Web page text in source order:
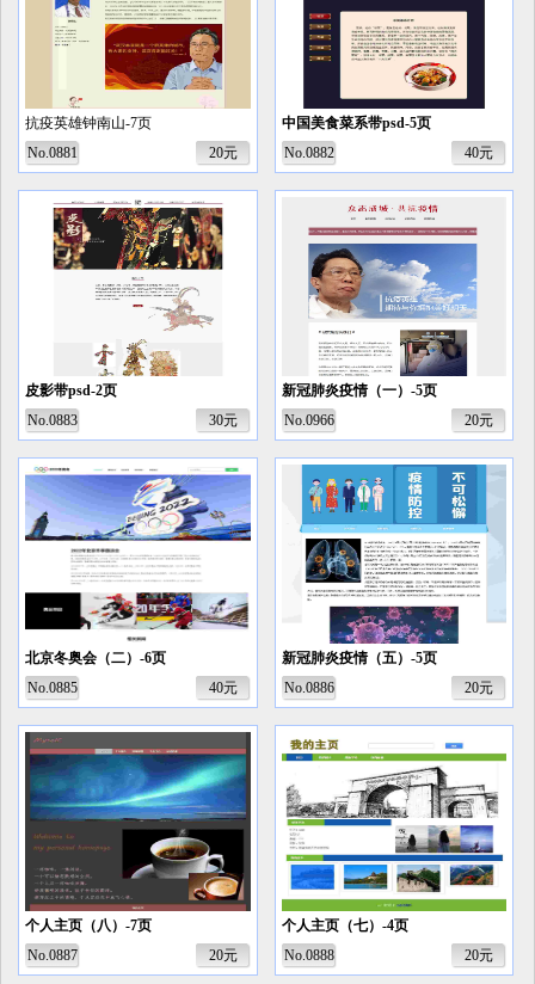
抗疫英雄钟南山-7页
No.0881
20元
中国美食菜系带psd-5页
No.0882
40元
皮影带psd-2页
No.0883
30元
新冠肺炎疫情（一）-5页
No.0966
20元
北京冬奥会（二）-6页
No.0885
40元
新冠肺炎疫情（五）-5页
No.0886
20元
个人主页（八）-7页
No.0887
20元
个人主页（七）-4页
No.0888
20元